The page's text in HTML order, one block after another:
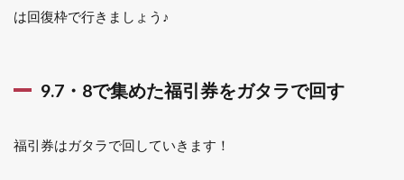
は回復枠で行きましょう♪
9.7・8で集めた福引券をガタラで回す
福引券はガタラで回していきます！